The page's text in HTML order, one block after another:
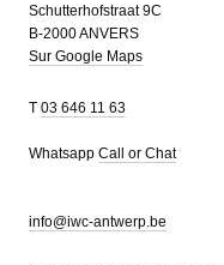
Schutterhofstraat 9C
B-2000 ANVERS
Sur Google Maps
T 03 646 11 63
Whatsapp Call or Chat
info@iwc-antwerp.be